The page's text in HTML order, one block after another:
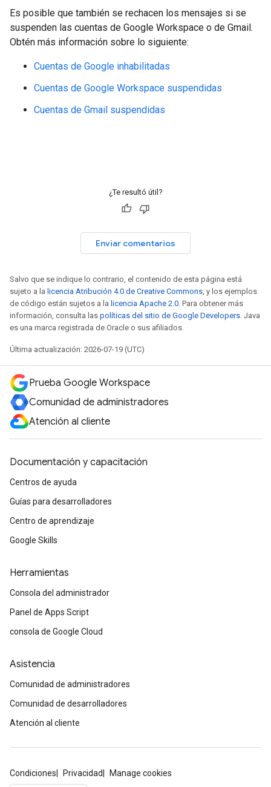
Es posible que también se rechacen los mensajes si se
suspenden las cuentas de Google Workspace o de Gmail.
Obtén más información sobre lo siguiente:
Cuentas de Google inhabilitadas
Cuentas de Google Workspace suspendidas
Cuentas de Gmail suspendidas
¿Te resultó útil?
Enviar comentarios
Salvo que se indique lo contrario, el contenido de esta página está
sujeto a la licencia Atribución 4.0 de Creative Commons, y los ejemplos
de código están sujetos a la licencia Apache 2.0. Para obtener más
información, consulta las políticas del sitio de Google Developers. Java
es una marca registrada de Oracle o sus afiliados.
Última actualización: 2026-07-19 (UTC)
Prueba Google Workspace
Comunidad de administradores
Atención al cliente
Documentación y capacitación
Centros de ayuda
Guías para desarrolladores
Centro de aprendizaje
Google Skills
Herramientas
Consola del administrador
Panel de Apps Script
consola de Google Cloud
Asistencia
Comunidad de administradores
Comunidad de desarrolladores
Atención al cliente
Condiciones Privacidad Manage cookies